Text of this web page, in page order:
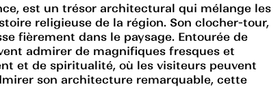
est un trésor architectural qui mélange les
religieuse de la région. Son clocher-tour,
fièrement dans le paysage. Entourée de
admirer de magnifiques fresques et
et de spiritualité, où les visiteurs peuvent
son architecture remarquable, cette